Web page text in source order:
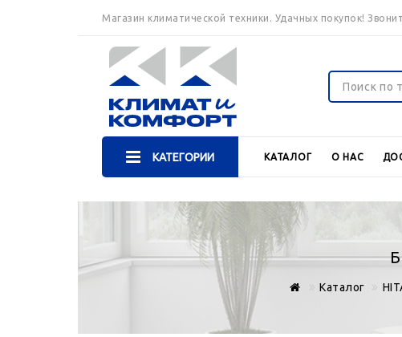
Магазин климатической техники. Удачных покупок!
КАТЕГОРИИ КАТАЛОГ О НАС
Каталог